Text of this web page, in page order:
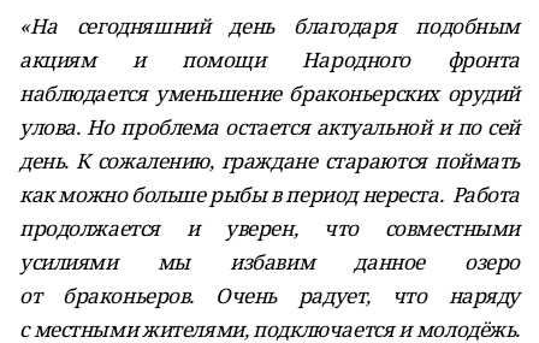
«На сегодняшний день благодаря подобным
акциям и помощи Народного фронта
наблюдается уменьшение браконьерских орудий
улова. Но проблема остается актуальной и по сей
день. К сожалению, граждане стараются поймать
как можно больше рыбы в период нереста. Работа
продолжается и уверен, что совместными
усилиями мы избавим данное озеро
от браконьеров. Очень радует, что наряду
с местными жителями, подключается и молодёжь.